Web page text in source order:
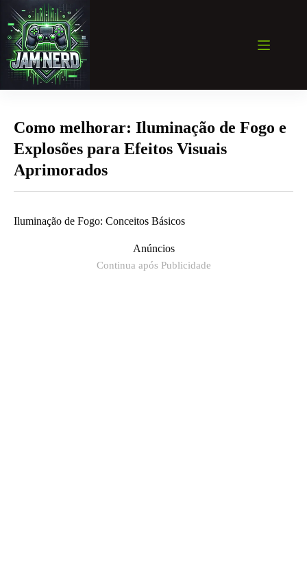
para
conteúdo
Como melhorar: Iluminação de Fogo e
Explosões para Efeitos Visuais
Aprimorados
Iluminação de Fogo: Conceitos Básicos
Anúncios
Continua após Publicidade